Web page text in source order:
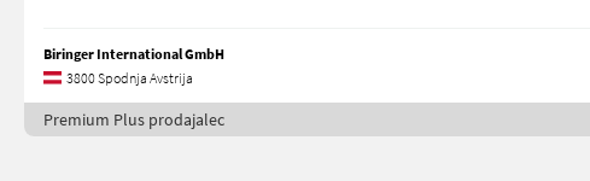
Biringer International GmbH
3800 Spodnja Avstrija
Premium Plus prodajalec